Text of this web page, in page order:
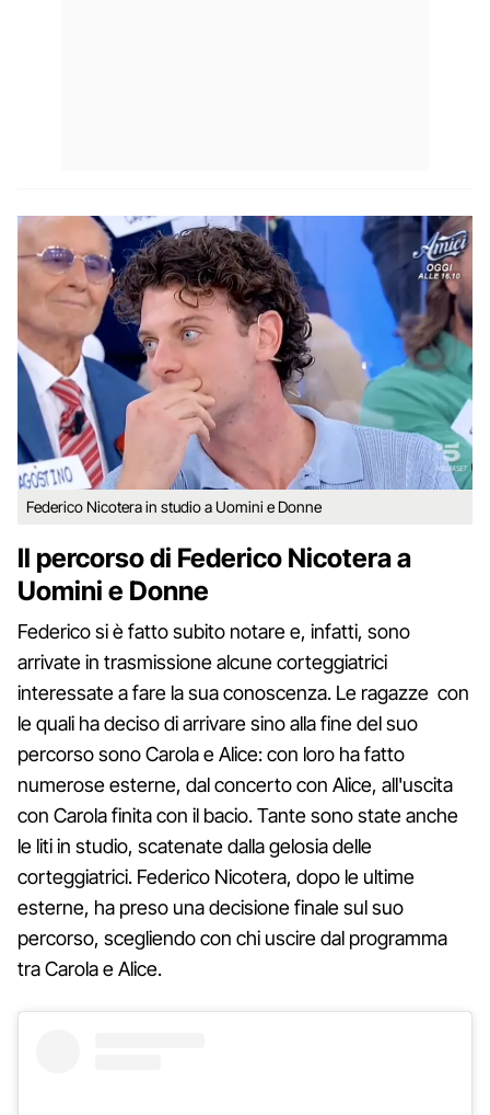
Federico Nicotera in studio a Uomini e Donne
Il percorso di Federico Nicotera a
Uomini e Donne
Federico si è fatto subito notare e, infatti, sono
arrivate in trasmissione alcune corteggiatrici
interessate a fare la sua conoscenza. Le ragazze con
le quali ha deciso di arrivare sino alla fine del suo
percorso sono Carola e Alice: con loro ha fatto
numerose esterne, dal concerto con Alice, all'uscita
con Carola finita con il bacio. Tante sono state anche
le liti in studio, scatenate dalla gelosia delle
corteggiatrici. Federico Nicotera, dopo le ultime
esterne, ha preso una decisione finale sul suo
percorso, scegliendo con chi uscire dal programma
tra Carola e Alice.